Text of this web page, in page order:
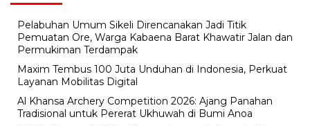
Pelabuhan Umum Sikeli Direncanakan Jadi Titik
Pemuatan Ore, Warga Kabaena Barat Khawatir Jalan dan
Permukiman Terdampak
Maxim Tembus 100 Juta Unduhan di Indonesia, Perkuat
Layanan Mobilitas Digital
Al Khansa Archery Competition 2026: Ajang Panahan
Tradisional untuk Pererat Ukhuwah di Bumi Anoa